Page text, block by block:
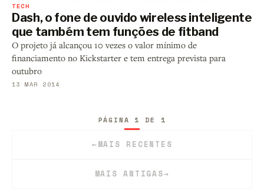
TECH
Dash, o fone de ouvido wireless inteligente
que também tem funções de fitband
O projeto já alcançou 10 vezes o valor mínimo de
financiamento no Kickstarter e tem entrega prevista para
outubro
13 MAR 2014
←MAIS RECENTES
PÁGINA 1 DE 1
MAIS ANTIGAS→